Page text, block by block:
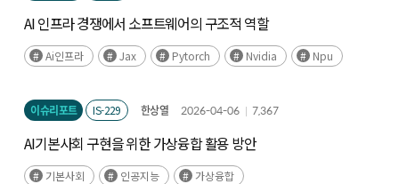
AI 인프라 경쟁에서 소프트웨어의 구조적 역할
Ai인프라 Jax Pytorch Nvidia Npu
이슈리포트 IS-229 한상열 2026-04-06 7,367
AI기본사회 구현을 위한 가상융합 활용 방안
기본사회 인공지능 가상융합